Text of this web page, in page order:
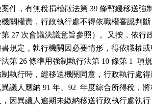
件，有無稅捐稽徵法第 39 條暫緩移送強
關權責，行政執行處不得依職權審認判
第 27 次會議決議意旨參照）。又按，依行
規定，執行機關因必要情形，得依職權
第 26 條準用強制執行法第 10 條第 1  項
執行時，經移送機關同意，行政執行處
異議人應納 91 年、92  年度綜合所得稅，
因異議人逾期未繳納移送行政執行處執